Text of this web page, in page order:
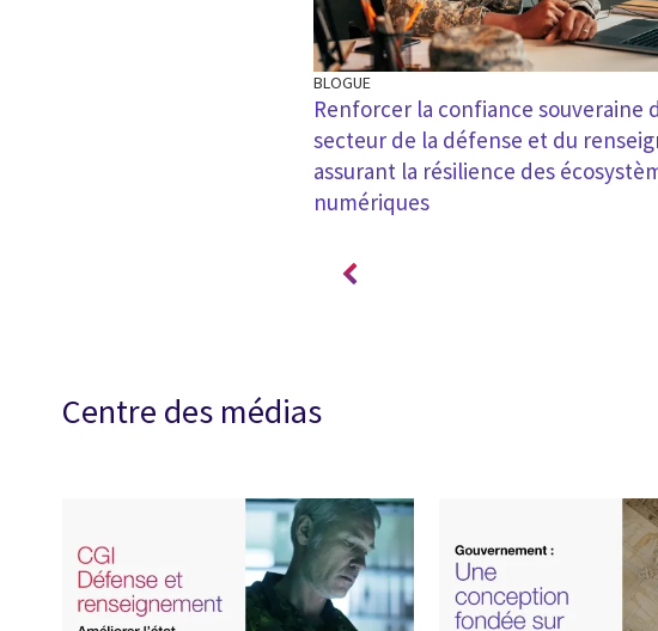
BLOGUE
Renforcer la confiance souveraine
secteur de la défense et du
assurant la résilience des
numériques
Centre des médias